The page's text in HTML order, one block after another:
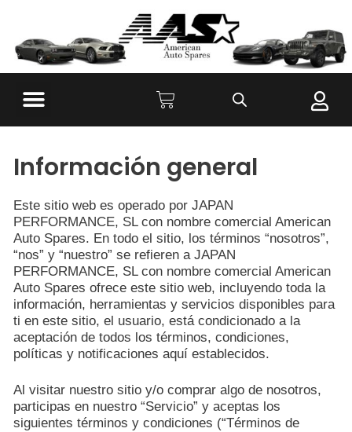
Información general
Este sitio web es operado por JAPAN
PERFORMANCE, SL con nombre comercial American
Auto Spares. En todo el sitio, los términos “nosotros”,
“nos” y “nuestro” se refieren a JAPAN
PERFORMANCE, SL con nombre comercial American
Auto Spares ofrece este sitio web, incluyendo toda la
información, herramientas y servicios disponibles para
ti en este sitio, el usuario, está condicionado a la
aceptación de todos los términos, condiciones,
políticas y notificaciones aquí establecidos.
Al visitar nuestro sitio y/o comprar algo de nosotros,
participas en nuestro “Servicio” y aceptas los
siguientes términos y condiciones (“Términos de